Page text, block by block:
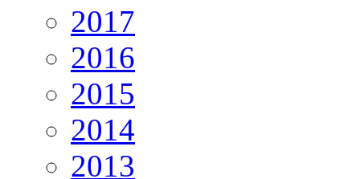
2017
2016
2015
2014
2013